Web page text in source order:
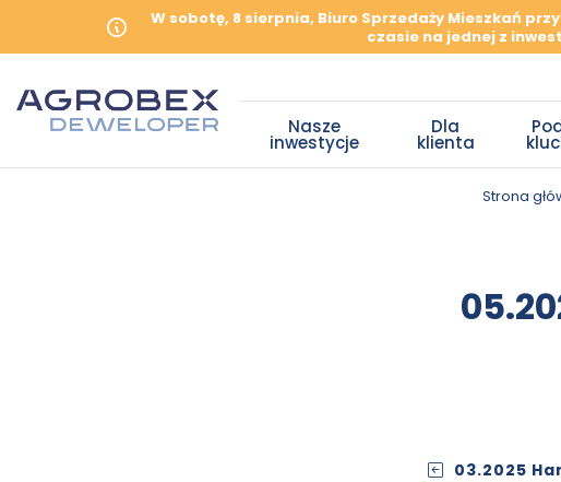
W sobotę, 8 sierpnia, Biuro Sprzedaży Mieszkań
czasie na jednej z
Nasze
inwestycje
Dla
klienta
Strona
03.2025